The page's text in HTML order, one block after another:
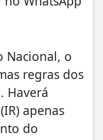
Nacional, o
regras dos
Haverá
apenas
do